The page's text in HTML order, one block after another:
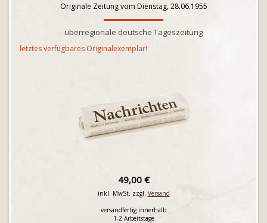
Originale Zeitung vom Dienstag, 28.06.1955
überregionale deutsche Tageszeitung
letztes verfügbares Originalexemplar!
49,00 €
inkl. MwSt. zzgl. Versand
versandfertig innerhalb
1-2 Arbeitstage